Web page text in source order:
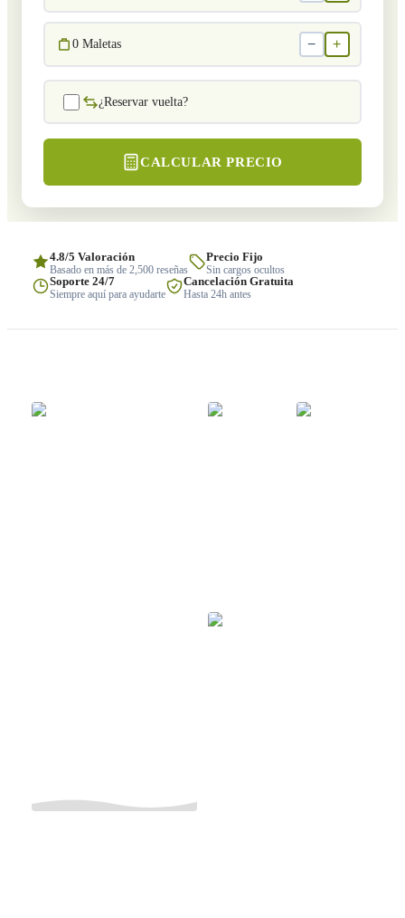
0 Maletas − +
¿Reservar vuelta?
CALCULAR PRECIO
4.8/5 Valoración
Basado en más de 2,500 reseñas
Precio Fijo
Sin cargos ocultos
Soporte 24/7
Siempre aquí para ayudarte
Cancelación Gratuita
Hasta 24h antes